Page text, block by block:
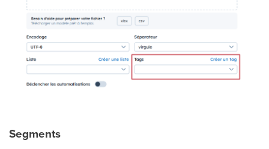
Segments